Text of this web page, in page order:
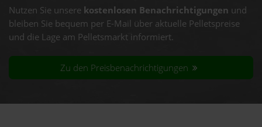
Nutzen Sie unsere kostenlosen Benachrichtigungen und
bleiben Sie bequem per E-Mail über aktuelle Pelletspreise
und die Lage am Pelletsmarkt informiert.
Zu den Preisbenachrichtigungen